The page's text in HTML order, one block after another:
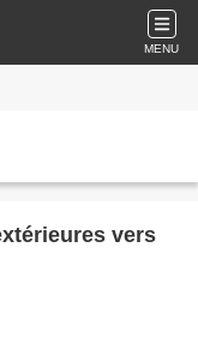
MENU
vers